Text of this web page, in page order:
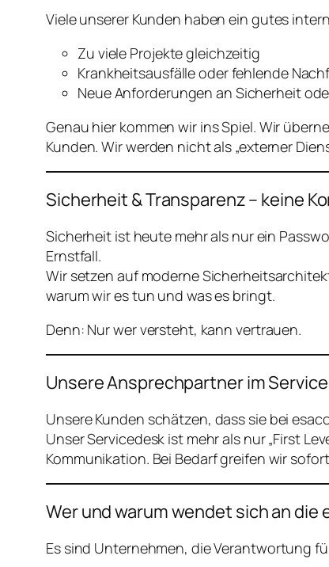
Viele unserer Kunden haben ein gutes
Zu viele Projekte gleichzeitig
Krankheitsausfälle oder fehlende
Neue Anforderungen an Sicherheit
Genau hier kommen wir ins Spiel. Wir
Kunden. Wir werden nicht als „externer
Sicherheit & Transparenz – keine
Sicherheit ist heute mehr als nur ein
Ernstfall.
Wir setzen auf moderne
warum wir es tun und was es bringt.
Denn: Nur wer versteht, kann vertrauen.
Unsere Ansprechpartner im
Unsere Kunden schätzen, dass sie bei
Unser Servicedesk ist mehr als nur „First
Kommunikation. Bei Bedarf greifen wir
Wer und warum wendet sich an die
Es sind Unternehmen, die Verantwortung